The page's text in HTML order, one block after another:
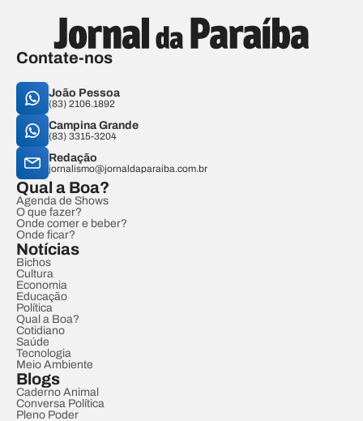
Contate-nos
João Pessoa
(83) 2106.1892
Campina Grande
(83) 3315-3204
Redação
jornalismo@jornaldaparaiba.com.br
Qual a Boa?
Agenda de Shows
O que fazer?
Onde comer e beber?
Onde ficar?
Notícias
Bichos
Cultura
Economia
Educação
Política
Qual a Boa?
Cotidiano
Saúde
Tecnologia
Meio Ambiente
Blogs
Caderno Animal
Conversa Política
Pleno Poder